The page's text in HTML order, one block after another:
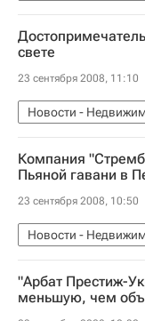
свете
23 сентября 2008, 11:10
Новости -
Компания
Пьяной гавани в
23 сентября 2008, 10:50
Новости -
Коммерческая
"Арбат Престиж-
меньшую, чем